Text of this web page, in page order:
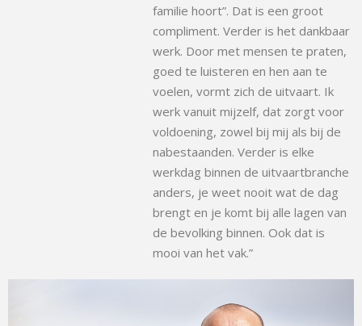
familie hoort”. Dat is een groot
compliment. Verder is het dankbaar
werk. Door met mensen te praten,
goed te luisteren en hen aan te
voelen, vormt zich de uitvaart. Ik
werk vanuit mijzelf, dat zorgt voor
voldoening, zowel bij mij als bij de
nabestaanden. Verder is elke
werkdag binnen de uitvaartbranche
anders, je weet nooit wat de dag
brengt en je komt bij alle lagen van
de bevolking binnen. Ook dat is
mooi van het vak.”